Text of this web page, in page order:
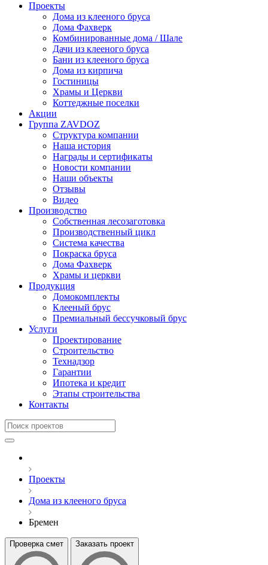
Проекты
Дома из клееного бруса
Дома Фахверк
Комбинированные дома / Шале
Дачи из клееного бруса
Бани из клееного бруса
Дома из кирпича
Гостиницы
Храмы и Церкви
Коттеджные поселки
Акции
Группа ZAVDOZ
Структура компании
Наша история
Награды и сертификаты
Новости компании
Наши объекты
Отзывы
Видео
Производство
Собственная лесозаготовка
Производственный цикл
Система качества
Покраска бруса
Дома Фахверк
Храмы и церкви
Продукция
Домокомплекты
Клееный брус
Премиальный бессучковый брус
Услуги
Проектирование
Строительство
Технадзор
Гарантии
Ипотека и кредит
Этапы строительства
Контакты
Проекты
Дома из клееного бруса
Бремен
Проверка смет Заказать проект